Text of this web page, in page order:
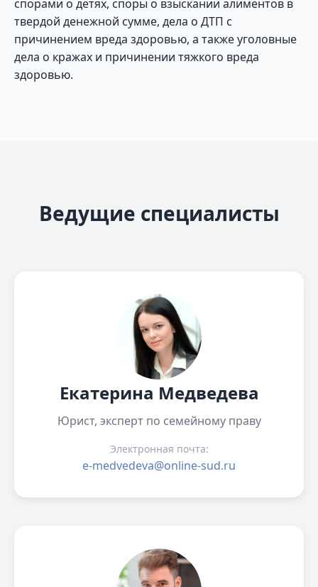
спорами о детях, споры о взыскании алиментов в
твердой денежной сумме, дела о ДТП с
причинением вреда здоровью, а также уголовные
дела о кражах и причинении тяжкого вреда
здоровью.
Ведущие специалисты
Екатерина Медведева
Юрист, эксперт по семейному праву
Электронная почта:
e-medvedeva@online-sud.ru